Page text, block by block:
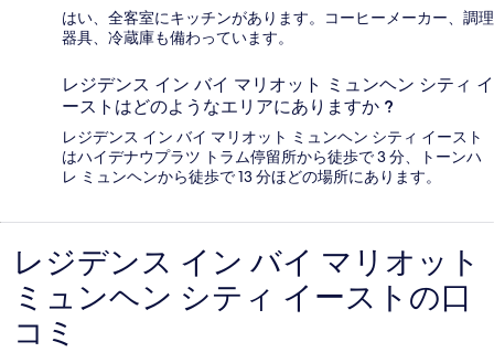
はい、全客室にキッチンがあります。コーヒーメーカー、調理
器具、冷蔵庫も備わっています。
レジデンス イン バイ マリオット ミュンヘン シティ イ
ーストはどのようなエリアにありますか ?
レジデンス イン バイ マリオット ミュンヘン シティ イースト
はハイデナウプラツ トラム停留所から徒歩で 3 分、トーンハ
レ ミュンヘンから徒歩で 13 分ほどの場所にあります。
口
コ
ミ
レジデンス イン バイ マリオット
ミュンヘン シティ イーストの口
コミ